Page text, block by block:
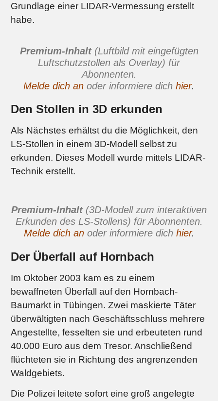
Grundlage einer LIDAR-Vermessung erstellt
habe.
Premium-Inhalt (Luftbild mit eingefügten
Luftschutzstollen als Overlay) für
Abonnenten.
Melde dich an oder informiere dich hier.
Den Stollen in 3D erkunden
Als Nächstes erhältst du die Möglichkeit, den
LS-Stollen in einem 3D-Modell selbst zu
erkunden. Dieses Modell wurde mittels LIDAR-
Technik erstellt.
Premium-Inhalt (3D-Modell zum interaktiven
Erkunden des LS-Stollens) für Abonnenten.
Melde dich an oder informiere dich hier.
Der Überfall auf Hornbach
Im Oktober 2003 kam es zu einem
bewaffneten Überfall auf den Hornbach-
Baumarkt in Tübingen. Zwei maskierte Täter
überwältigten nach Geschäftsschluss mehrere
Angestellte, fesselten sie und erbeuteten rund
40.000 Euro aus dem Tresor. Anschließend
flüchteten sie in Richtung des angrenzenden
Waldgebiets.
Die Polizei leitete sofort eine groß angelegte